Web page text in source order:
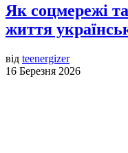
Як соцмережі
життя
від teenergizer
16 Березня 2026